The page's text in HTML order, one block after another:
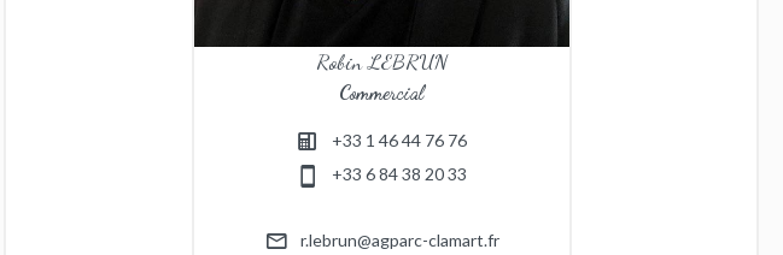
Robin LEBRUN
Commercial
+33 1 46 44 76 76
+33 6 84 38 20 33
r.lebrun@agparc-clamart.fr